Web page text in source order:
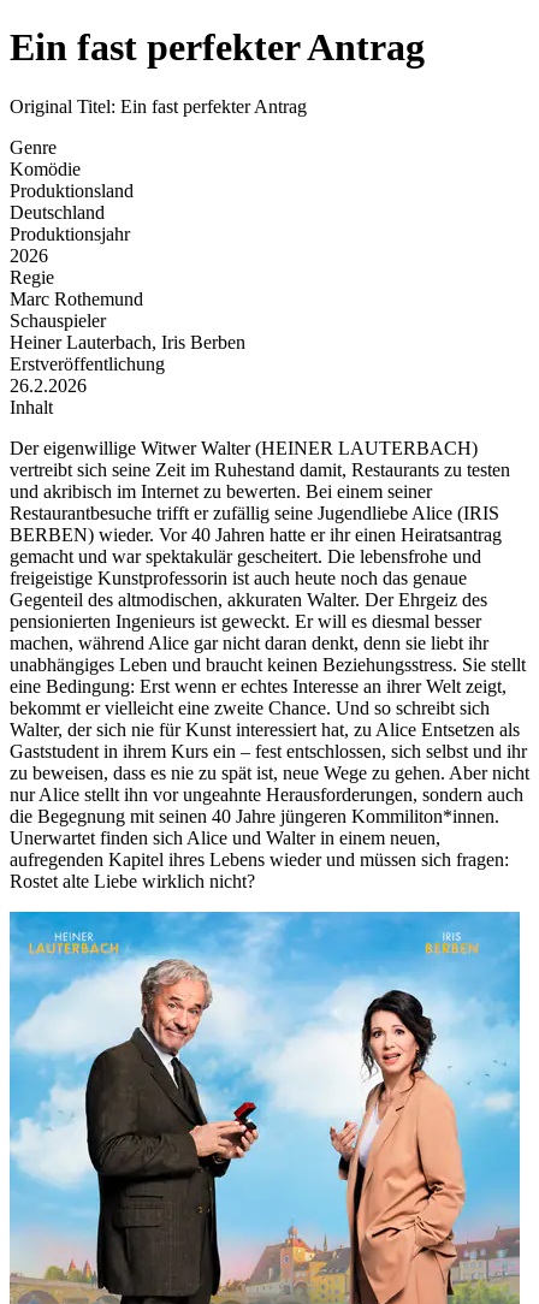
Ein fast perfekter Antrag
Original Titel: Ein fast perfekter Antrag
Genre
Komödie
Produktionsland
Deutschland
Produktionsjahr
2026
Regie
Marc Rothemund
Schauspieler
Heiner Lauterbach, Iris Berben
Erstveröffentlichung
26.2.2026
Inhalt
Der eigenwillige Witwer Walter (HEINER LAUTERBACH)
vertreibt sich seine Zeit im Ruhestand damit, Restaurants zu testen
und akribisch im Internet zu bewerten. Bei einem seiner
Restaurantbesuche trifft er zufällig seine Jugendliebe Alice (IRIS
BERBEN) wieder. Vor 40 Jahren hatte er ihr einen Heiratsantrag
gemacht und war spektakulär gescheitert. Die lebensfrohe und
freigeistige Kunstprofessorin ist auch heute noch das genaue
Gegenteil des altmodischen, akkuraten Walter. Der Ehrgeiz des
pensionierten Ingenieurs ist geweckt. Er will es diesmal besser
machen, während Alice gar nicht daran denkt, denn sie liebt ihr
unabhängiges Leben und braucht keinen Beziehungsstress. Sie stellt
eine Bedingung: Erst wenn er echtes Interesse an ihrer Welt zeigt,
bekommt er vielleicht eine zweite Chance. Und so schreibt sich
Walter, der sich nie für Kunst interessiert hat, zu Alice Entsetzen als
Gaststudent in ihrem Kurs ein – fest entschlossen, sich selbst und ihr
zu beweisen, dass es nie zu spät ist, neue Wege zu gehen. Aber nicht
nur Alice stellt ihn vor ungeahnte Herausforderungen, sondern auch
die Begegnung mit seinen 40 Jahre jüngeren Kommiliton*innen.
Unerwartet finden sich Alice und Walter in einem neuen,
aufregenden Kapitel ihres Lebens wieder und müssen sich fragen:
Rostet alte Liebe wirklich nicht?